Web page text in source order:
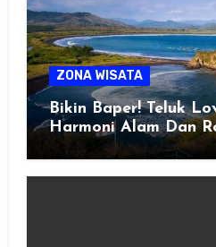
ZONA WISATA
Bikin Baper! Teluk
Harmoni Alam Dan
Selatan Jawa